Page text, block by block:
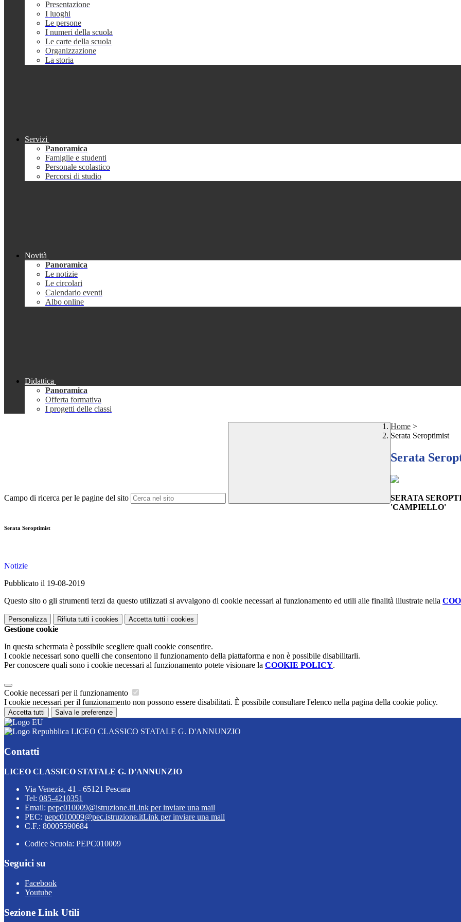
Presentazione
I luoghi
Le persone
I numeri della scuola
Le carte della scuola
Organizzazione
La storia
Servizi
Panoramica
Famiglie e studenti
Personale scolastico
Percorsi di studio
Novità
Panoramica
Le notizie
Le circolari
Calendario eventi
Albo online
Didattica
Panoramica
Offerta formativa
I progetti delle classi
Campo di ricerca per le pagine del sito
Home >
Serata Seroptimist
Serata
SERATA
'CAMPIELLO'
Serata Seroptimist
Notizie
Pubblicato il 19-08-2019
Questo sito o gli strumenti terzi da questo utilizzati si avvalgono di cookie necessari al funzionamento ed utili alle finalità illustrate nella
Personalizza Rifiuta tutti i cookies Accetta tutti i cookies
Gestione cookie
In questa schermata è possibile scegliere quali cookie consentire.
I cookie necessari sono quelli che consentono il funzionamento della piattaforma e non è possibile disabilitarli.
Per conoscere quali sono i cookie necessari al funzionamento potete visionare la COOKIE POLICY.
Cookie necessari per il funzionamento
I cookie necessari per il funzionamento non possono essere disabilitati. È possibile consultare l'elenco nella pagina della cookie policy.
Accetta tutti Salva le preferenze
LICEO CLASSICO STATALE G. D'ANNUNZIO
Contatti
LICEO CLASSICO STATALE G. D'ANNUNZIO
Via Venezia, 41 - 65121 Pescara
Tel: 085-4210351
Email: pepc010009@istruzione.itLink per inviare una mail
PEC: pepc010009@pec.istruzione.itLink per inviare una mail
C.F.: 80005590684
Codice Scuola: PEPC010009
Seguici su
Facebook
Youtube
Sezione Link Utili